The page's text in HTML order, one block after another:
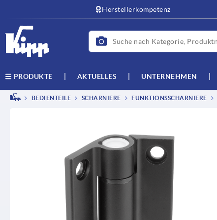
Herstellerkompetenz
PRODUKTE AKTUELLES UNTERNEHMEN
BEDIENTEILE SCHARNIERE FUNKTIONSSCHARNIERE